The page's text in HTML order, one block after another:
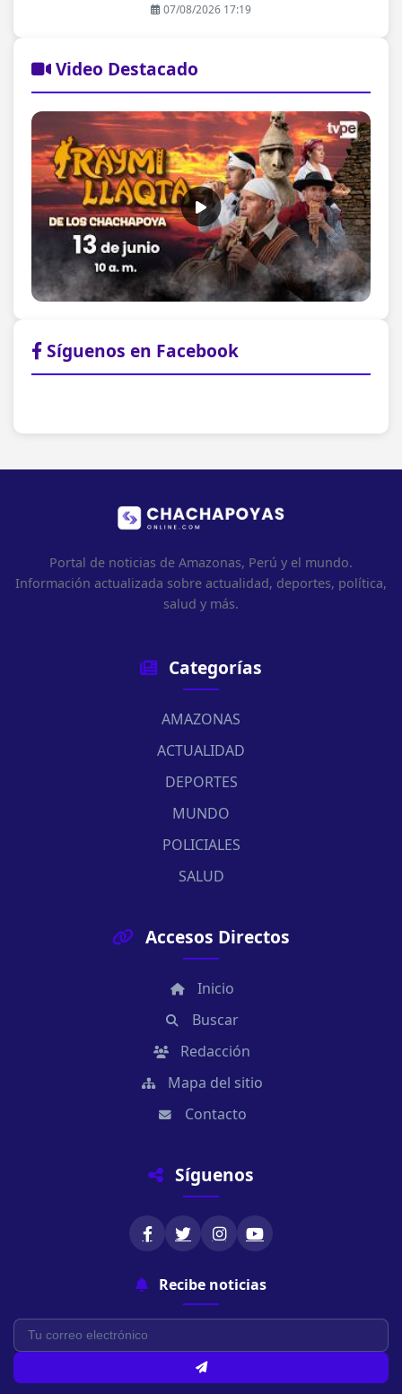
07/08/2026 17:19
Video Destacado
Síguenos en Facebook
Portal de noticias de Amazonas, Perú y el mundo.
Información actualizada sobre actualidad, deportes, política,
salud y más.
Categorías
AMAZONAS
ACTUALIDAD
DEPORTES
MUNDO
POLICIALES
SALUD
Accesos Directos
Inicio
Buscar
Redacción
Mapa del sitio
Contacto
Síguenos
Recibe noticias